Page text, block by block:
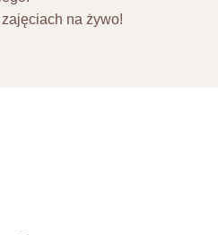
na żywo!